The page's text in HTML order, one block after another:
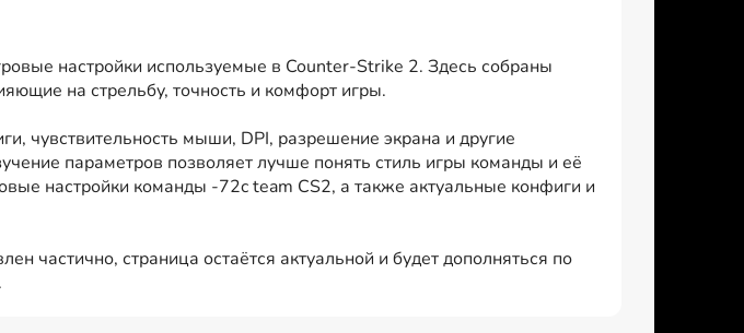
настройки используемые в Counter-Strike 2. Здесь собраны
на стрельбу, точность и комфорт игры.
чувствительность мыши, DPI, разрешение экрана и другие
параметров позволяет лучше понять стиль игры команды и её
настройки команды -72c team CS2, а также актуальные конфиги и
частично, страница остаётся актуальной и будет дополняться по